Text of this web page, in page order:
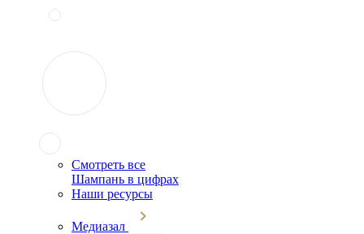
Смотреть все
Шампань в цифрах
Наши ресурсы
Медиазал